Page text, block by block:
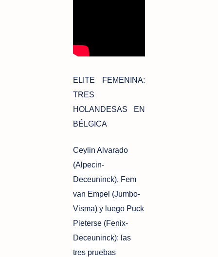
ELITE FEMENINA:
TRES
HOLANDESAS EN
BÉLGICA
Ceylin Alvarado
(Alpecin-
Deceuninck), Fem
van Empel (Jumbo-
Visma) y luego Puck
Pieterse (Fenix-
Deceuninck): las
tres pruebas